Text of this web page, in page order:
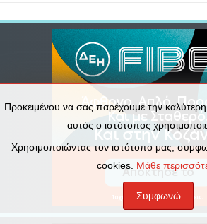
Προκειμένου να σας παρέχουμε την καλύτερη
αυτός ο ιστότοπος
Χρησιμοποιώντας τον ιστότοπο μας,
cookies. Μάθε
Συμφωνώ